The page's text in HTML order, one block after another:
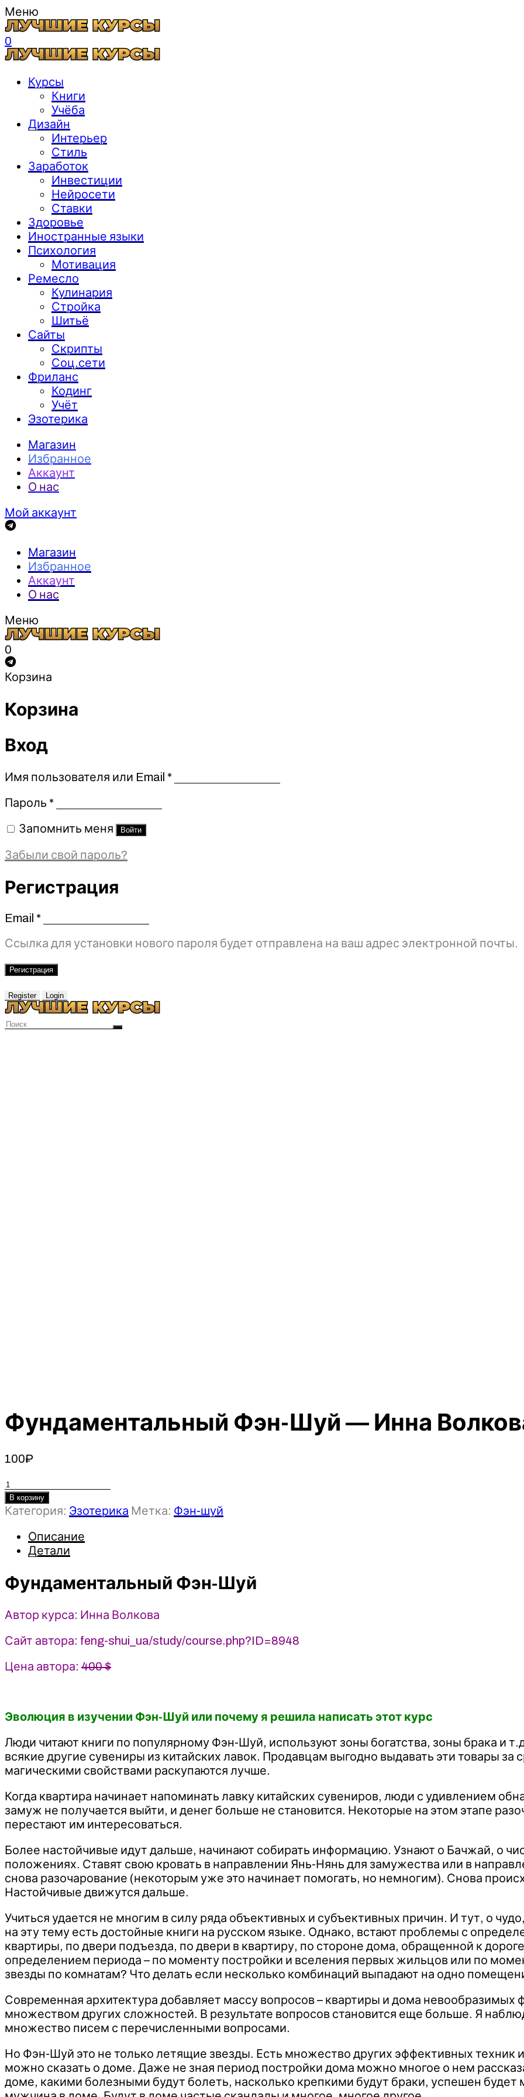
Меню
0
Курсы
Книги
Учёба
Дизайн
Интерьер
Стиль
Заработок
Инвестиции
Нейросети
Ставки
Здоровье
Иностранные языки
Психология
Мотивация
Ремесло
Кулинария
Стройка
Шитьё
Сайты
Скрипты
Соц.сети
Фриланс
Кодинг
Учёт
Эзотерика
Магазин
Избранное
Аккаунт
О нас
Мой аккаунт
Магазин
Избранное
Аккаунт
О нас
Меню
0
Корзина
Корзина
Вход
Имя пользователя или Email *Обязательно
Пароль *Обязательно
Запомнить меня Войти
Забыли свой пароль?
Регистрация
Email *Обязательно
Ссылка для установки нового пароля будет отправлена ​​на ваш адрес электронной почты.
Регистрация
Register Login
Фундаментальный Фэн-Шуй — Инна
100₽
Количество
товара
Фундаментальный
Шуй
Волкова
В корзину
Категория: Эзотерика Метка: Фэн-шуй
Описание
Детали
Фундаментальный Фэн-Шуй
Автор курса: Инна Волкова
Сайт автора: feng-shui_ua/study/course.php?ID=8948
Цена автора: 400 $
Эволюция в изучении Фэн-Шуй или почему я решила написать этот курс
Люди читают книги по популярному Фэн-Шуй, используют зоны богатства, зоны брака и
всякие другие сувениры из китайских лавок. Продавцам выгодно выдавать эти товары
магическими свойствами раскупаются лучше.
Когда квартира начинает напоминать лавку китайских сувениров, люди с удивлением
замуж не получается выйти, и денег больше не становится. Некоторые на этом этапе
перестают им интересоваться.
Более настойчивые идут дальше, начинают собирать информацию. Узнают о Бачжай, о
положениях. Ставят свою кровать в направлении Янь-Нянь для замужества или в
снова разочарование (некоторым уже это начинает помогать, но немногим). Снова
Настойчивые движутся дальше.
Учиться удается не многим в силу ряда объективных и субъективных причин. И тут, о
на эту тему есть достойные книги на русском языке. Однако, встают проблемы с
квартиры, по двери подъезда, по двери в квартиру, по стороне дома, обращенной к
определением периода – по моменту постройки и вселения первых жильцов или по
звезды по комнатам? Что делать если несколько комбинаций выпадают на одно
Современная архитектура добавляет массу вопросов – квартиры и дома невообразимых
множеством других сложностей. В результате вопросов становится еще больше. Я
множество писем с перечисленными вопросами.
Но Фэн-Шуй это не только летящие звезды. Есть множество других эффективных техник
можно сказать о доме. Даже не зная период постройки дома можно многое о нем
доме, какими болезными будут болеть, насколько крепкими будут браки, успешен